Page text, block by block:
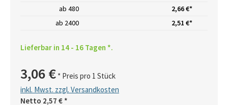
ab 480
2,66 €*
ab 2400 2,51 €*
Lieferbar in 14 - 16 Tagen *.
3,06 € * Preis pro 1 Stück
inkl. Mwst. zzgl. Versandkosten
Netto 2,57 € *